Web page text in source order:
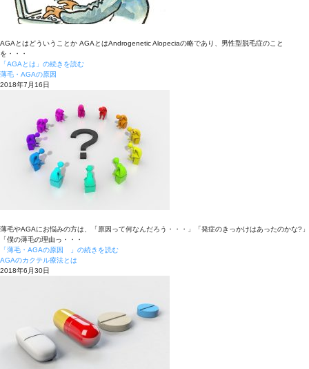
AGAとはどういうことか AGAとはAndrogenetic Alopeciaの略であり、男性型脱毛症のこと
を・・・
「AGAとは」の続きを読む
薄毛・AGAの原因
2018年7月16日
薄毛やAGAにお悩みの方は、「原因って何なんだろう・・・」「発症のきっかけはあったのかな?」
「僕の薄毛の理由っ・・・
「薄毛・AGAの原因 」の続きを読む
AGAのカクテル療法とは
2018年6月30日